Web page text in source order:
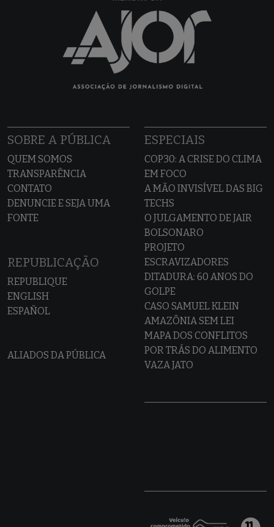
SOBRE A PÚBLICA
QUEM SOMOS
TRANSPARÊNCIA
CONTATO
DENUNCIE E SEJA UMA
FONTE
REPUBLICAÇÃO
REPUBLIQUE
ENGLISH
ESPAÑOL
ALIADOS DA PÚBLICA
ESPECIAIS
COP30: A CRISE DO CLIMA
EM FOCO
A MÃO INVISÍVEL DAS BIG
TECHS
O JULGAMENTO DE JAIR
BOLSONARO
PROJETO
ESCRAVIZADORES
DITADURA: 60 ANOS DO
GOLPE
CASO SAMUEL KLEIN
AMAZÔNIA SEM LEI
MAPA DOS CONFLITOS
POR TRÁS DO ALIMENTO
VAZA JATO